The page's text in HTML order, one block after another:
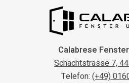
Calabrese
Schachtstrasse 7,
Telefon:(+49)